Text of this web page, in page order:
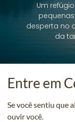
Um
desperta no
da
Entre em
Se você sentiu que
ouvir você.